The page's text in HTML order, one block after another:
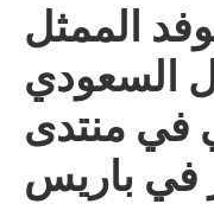
الممثل
السعودي
في منتدى
في باريس